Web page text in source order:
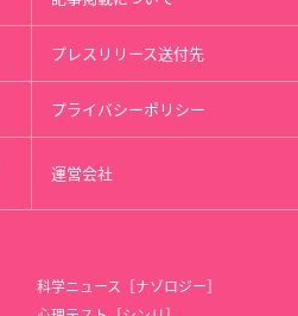
プレスリリース送付先
プライバシーポリシー
運営会社
科学ニュース［ナゾロジー］